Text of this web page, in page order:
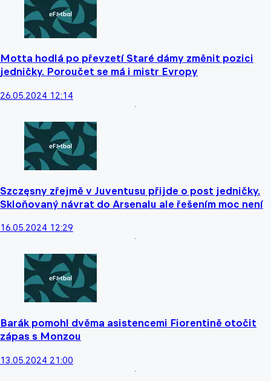
Motta hodlá po převzetí Staré dámy změnit pozici
jedničky. Poroučet se má i mistr Evropy
26.05.2024 12:14
Szczęsny zřejmě v Juventusu přijde o post jedničky.
Skloňovaný návrat do Arsenalu ale řešením moc není
16.05.2024 12:29
Barák pomohl dvěma asistencemi Fiorentině otočit
zápas s Monzou
13.05.2024 21:00